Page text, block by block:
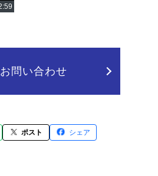
お問い合わせ
ポスト シェア